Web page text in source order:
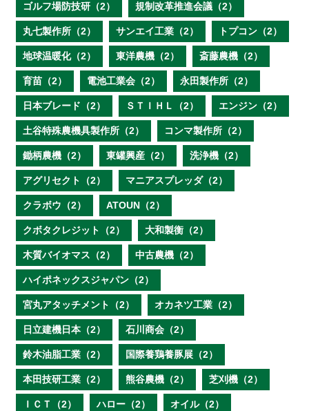
ゴルフ場防技研（2） 規制改革推進会議（2）
丸七製作所（2） サンエイ工業（2） トプコン（2）
地球温暖化（2） 東洋農機（2） 斎藤農機（2）
育苗（2） 電池工業会（2） 永田製作所（2）
日本ブレード（2） ＳＴＩＨＬ（2） エンジン（2）
土谷特殊農機具製作所（2） コンマ製作所（2）
鋤柄農機（2） 東罐興産（2） 洗浄機（2）
アグリセクト（2） マニアスプレッダ（2）
クラボウ（2） ATOUN（2）
クボタクレジット（2） 大和製衡（2）
木質バイオマス（2） 中古農機（2）
ハイポネックスジャパン（2）
宮丸アタッチメント（2） オカネツ工業（2）
日立建機日本（2） 石川商会（2）
鈴木油脂工業（2） 国際養鶏養豚展（2）
本田技研工業（2） 熊谷農機（2） 芝刈機（2）
ＩＣＴ（2） ハロー（2） オイル（2）